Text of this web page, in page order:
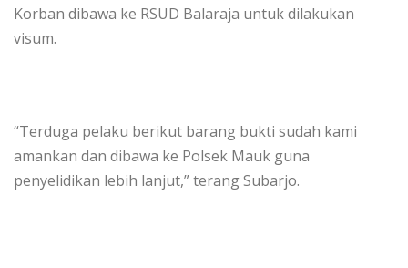
Korban dibawa ke RSUD Balaraja untuk dilakukan
visum.
“Terduga pelaku berikut barang bukti sudah kami
amankan dan dibawa ke Polsek Mauk guna
penyelidikan lebih lanjut,” terang Subarjo.